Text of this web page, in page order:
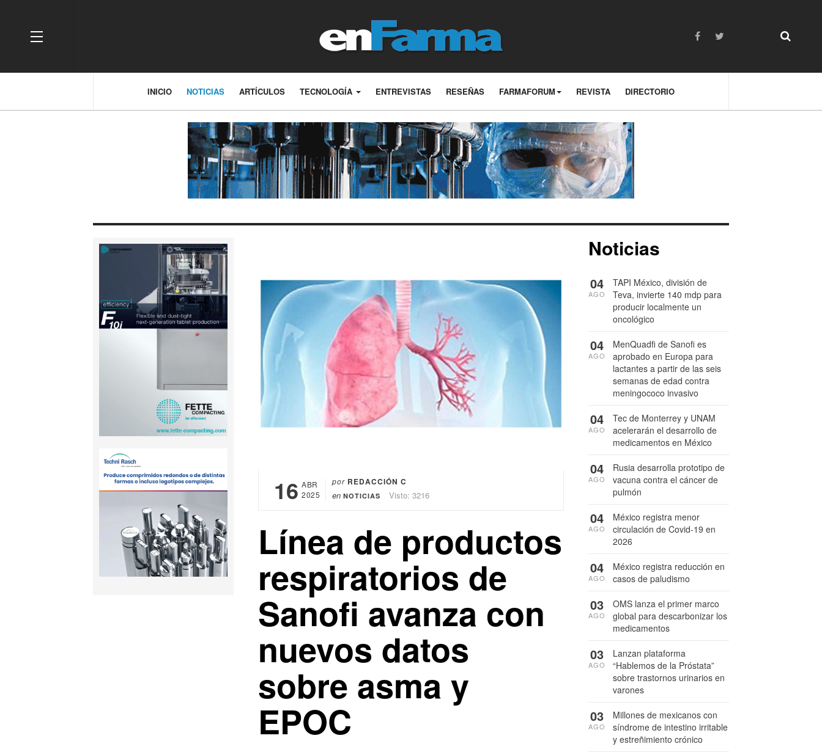
OFF CANVAS
INICIO NOTICIAS ARTÍCULOS TECNOLOGÍA ENTREVISTAS RESEÑAS FARMAFORUM REVISTA DIRECTORIO
16 ABR
2025
por REDACCIÓN C
en NOTICIAS Visto: 3216
Línea de productos
respiratorios de
Sanofi avanza con
nuevos datos
sobre asma y
EPOC
Noticias
TAPI México, división de
Teva, invierte 140 mdp para
producir localmente un
oncológico
04
AGO
MenQuadfi de Sanofi es
aprobado en Europa para
lactantes a partir de las seis
semanas de edad contra
meningococo invasivo
04
AGO
Tec de Monterrey y UNAM
acelerarán el desarrollo de
medicamentos en México
04
AGO
Rusia desarrolla prototipo de
vacuna contra el cáncer de
pulmón
04
AGO
México registra menor
circulación de Covid-19 en
2026
04
AGO
México registra reducción en
casos de paludismo
04
AGO
OMS lanza el primer marco
global para descarbonizar los
medicamentos
03
AGO
Lanzan plataforma
“Hablemos de la Próstata”
sobre trastornos urinarios en
varones
03
AGO
Millones de mexicanos con
síndrome de intestino irritable
y estreñimiento crónico
03
AGO